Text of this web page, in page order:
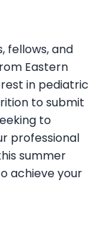
fellows, and
Eastern
in pediatric
to submit
to
professional
summer
achieve your